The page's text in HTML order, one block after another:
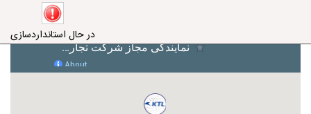
در حال استانداردسازی